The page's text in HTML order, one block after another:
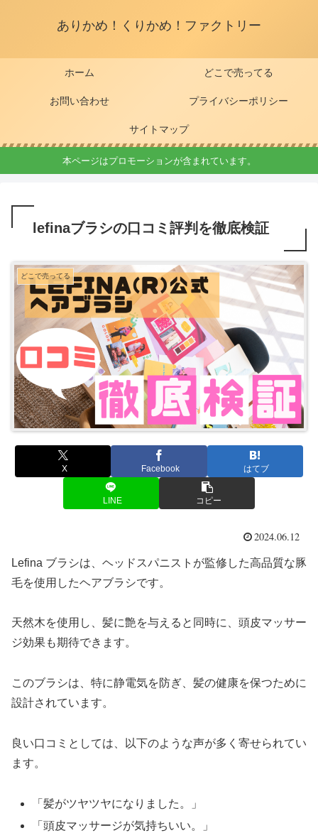
ありかめ！くりかめ！ファクトリー
ホーム どこで売ってる
お問い合わせ プライバシーポリシー
サイトマップ
本ページはプロモーションが含まれています。
lefinaブラシの口コミ評判を徹底検証
どこで売ってる
X Facebook はてブ
LINE コピー
2024.06.12
Lefina ブラシは、ヘッドスパニストが監修した高品質な豚
毛を使用したヘアブラシです。
天然木を使用し、髪に艶を与えると同時に、頭皮マッサー
ジ効果も期待できます。
このブラシは、特に静電気を防ぎ、髪の健康を保つために
設計されています。
良い口コミとしては、以下のような声が多く寄せられてい
ます。
「髪がツヤツヤになりました。」
「頭皮マッサージが気持ちいい。」